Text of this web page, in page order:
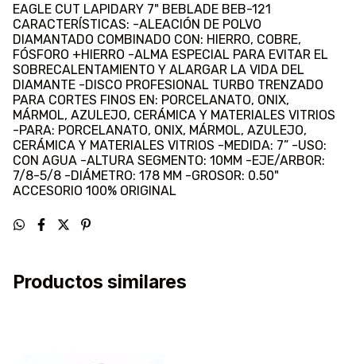
EAGLE CUT LAPIDARY 7" BEBLADE BEB-121
CARACTERÍSTICAS: -ALEACIÓN DE POLVO
DIAMANTADO COMBINADO CON: HIERRO, COBRE,
FÓSFORO +HIERRO -ALMA ESPECIAL PARA EVITAR EL
SOBRECALENTAMIENTO Y ALARGAR LA VIDA DEL
DIAMANTE -DISCO PROFESIONAL TURBO TRENZADO
PARA CORTES FINOS EN: PORCELANATO, ONIX,
MÁRMOL, AZULEJO, CERÁMICA Y MATERIALES VITRIOS
-PARA: PORCELANATO, ONIX, MÁRMOL, AZULEJO,
CERÁMICA Y MATERIALES VITRIOS -MEDIDA: 7” -USO:
CON AGUA -ALTURA SEGMENTO: 10MM -EJE/ARBOR:
7/8-5/8 -DIÁMETRO: 178 MM -GROSOR: 0.50"
ACCESORIO 100% ORIGINAL
Productos similares